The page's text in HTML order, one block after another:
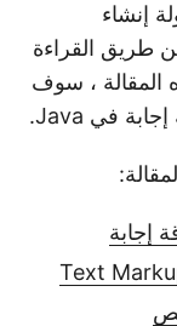
إنشاء
طريق القراءة
، سوف